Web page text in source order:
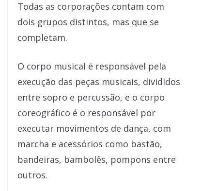
Todas as corporações contam com
dois grupos distintos, mas que se
completam.
O corpo musical é responsável pela
execução das peças musicais, divididos
entre sopro e percussão, e o corpo
coreográfico é o responsável por
executar movimentos de dança, com
marcha e acessórios como bastão,
bandeiras, bambolês, pompons entre
outros.